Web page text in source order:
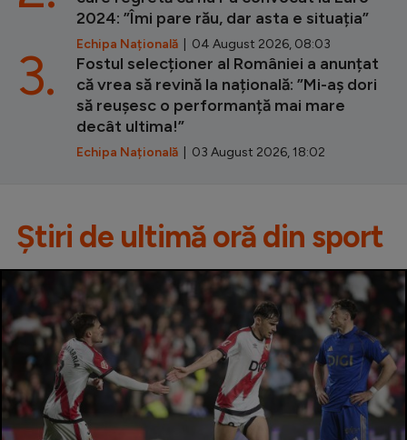
2024: ”Îmi pare rău, dar asta e situația”
Echipa Națională | 04 August 2026, 08:03
Fostul selecționer al României a anunțat
că vrea să revină la națională: ”Mi-aș dori
să reușesc o performanță mai mare
decât ultima!”
Echipa Națională | 03 August 2026, 18:02
3.
Știri de ultimă oră din sport